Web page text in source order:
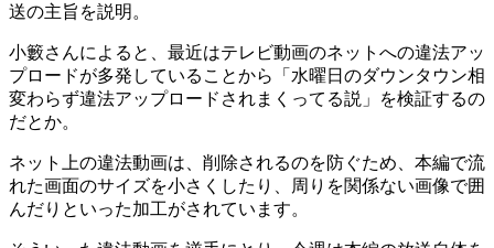
送の主旨を説明。
小籔さんによると、最近はテレビ動画のネットへの違法アッ
プロードが多発していることから「水曜日のダウンタウン相
変わらず違法アップロードされまくってる説」を検証するの
だとか。
ネット上の違法動画は、削除されるのを防ぐため、本編で流
れた画面のサイズを小さくしたり、周りを関係ない画像で囲
んだりといった加工がされています。